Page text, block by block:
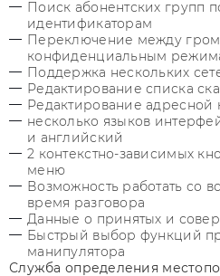
Поиск абонентских групп
идентификаторам
Переключение между
конфиденциальным
Поддержка нескольких
Редактирование списка
Редактирование адресной
несколько языков
и английский
2 контекстно-зависимых
меню
Возможность работать со
время разговора
Данные о принятых и
Быстрый выбор функций
манипулятора
Служба определения